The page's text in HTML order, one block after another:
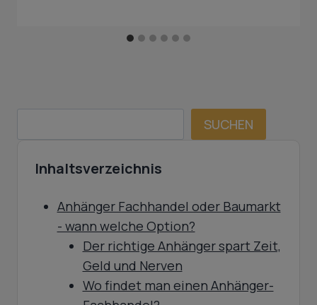
SUCHEN
Inhaltsverzeichnis
Anhänger Fachhandel oder Baumarkt
- wann welche Option?
Der richtige Anhänger spart Zeit,
Geld und Nerven
Wo findet man einen Anhänger-